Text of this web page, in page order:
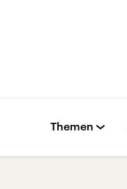
Themen